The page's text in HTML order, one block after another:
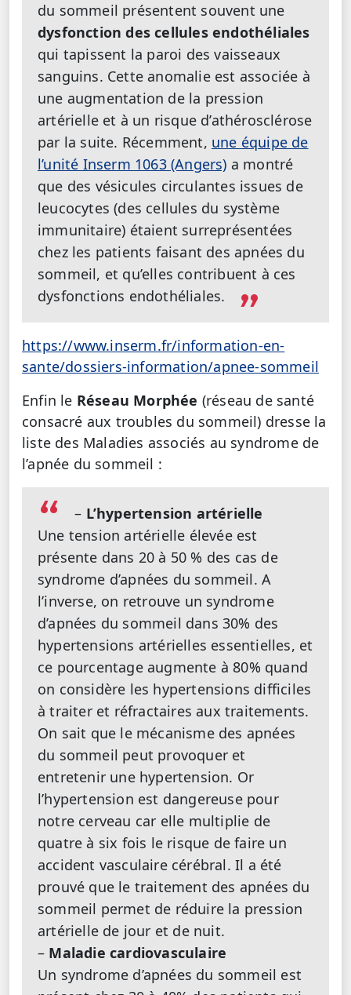
du sommeil présentent souvent une
dysfonction des cellules endothéliales
qui tapissent la paroi des vaisseaux
sanguins. Cette anomalie est associée à
une augmentation de la pression
artérielle et à un risque d’athérosclérose
par la suite. Récemment, une équipe de
l’unité Inserm 1063 (Angers) a montré
que des vésicules circulantes issues de
leucocytes (des cellules du système
immunitaire) étaient surreprésentées
chez les patients faisant des apnées du
sommeil, et qu’elles contribuent à ces
dysfonctions endothéliales.
https://www.inserm.fr/information-en-
sante/dossiers-information/apnee-sommeil
Enfin le Réseau Morphée (réseau de santé
consacré aux troubles du sommeil) dresse la
liste des Maladies associés au syndrome de
l’apnée du sommeil :
– L’hypertension artérielle
Une tension artérielle élevée est
présente dans 20 à 50 % des cas de
syndrome d’apnées du sommeil. A
l’inverse, on retrouve un syndrome
d’apnées du sommeil dans 30% des
hypertensions artérielles essentielles, et
ce pourcentage augmente à 80% quand
on considère les hypertensions difficiles
à traiter et réfractaires aux traitements.
On sait que le mécanisme des apnées
du sommeil peut provoquer et
entretenir une hypertension. Or
l’hypertension est dangereuse pour
notre cerveau car elle multiplie de
quatre à six fois le risque de faire un
accident vasculaire cérébral. Il a été
prouvé que le traitement des apnées du
sommeil permet de réduire la pression
artérielle de jour et de nuit.
– Maladie cardiovasculaire
Un syndrome d’apnées du sommeil est